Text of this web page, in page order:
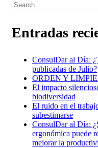
Entradas
ConsulDar al Día:
publicadas de Julio?
ORDEN Y
El impacto
biodiversidad
El ruido en el
subestimarse
ConsulDar al Día:
ergonómica puede
mejorar la